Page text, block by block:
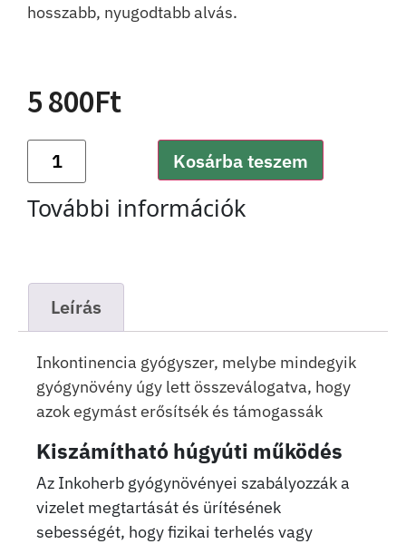
hosszabb, nyugodtabb alvás.
5 800Ft
Kosárba teszem
További információk
Leírás
Inkontinencia gyógyszer, melybe mindegyik
gyógynövény úgy lett összeválogatva, hogy
azok egymást erősítsék és támogassák
Kiszámítható húgyúti működés
Az Inkoherb gyógynövényei szabályozzák a
vizelet megtartását és ürítésének
sebességét, hogy fizikai terhelés vagy